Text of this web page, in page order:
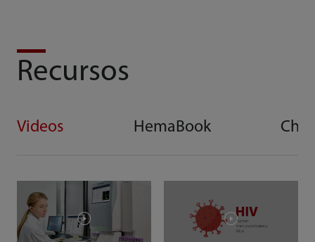
Recursos
Videos HemaBook